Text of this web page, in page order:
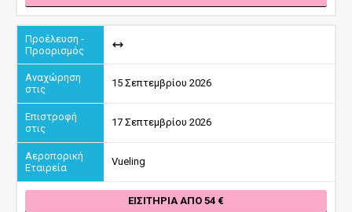
15 Σεπτεμβρίου 2026
17 Σεπτεμβρίου 2026
Vueling
ΕΙΣΙΤΉΡΙΑ ΑΠΌ 54